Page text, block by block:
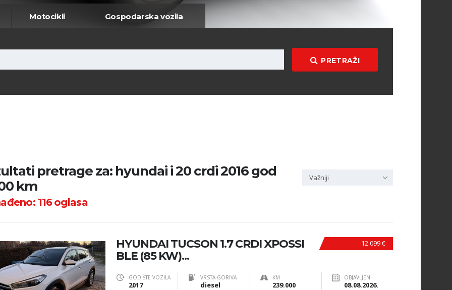
Motocikli Gospodarska vozila
PRETRAŽI
pretrage za: hyundai i 20 crdi 2016 god
km
116oglasa
Važniji
12.099 €
HYUNDAI TUCSON 1.7 CRDI XPOSSI
BLE (85 KW)...
GODIŠTE VOZILA
2017
VRSTA GORIVA
diesel
KM
239.000
OBJAVLJEN
08.08.2026.